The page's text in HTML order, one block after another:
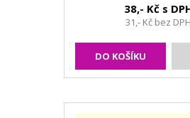
38,- Kč s
31,- Kč bez DPH
DO KOŠÍKU